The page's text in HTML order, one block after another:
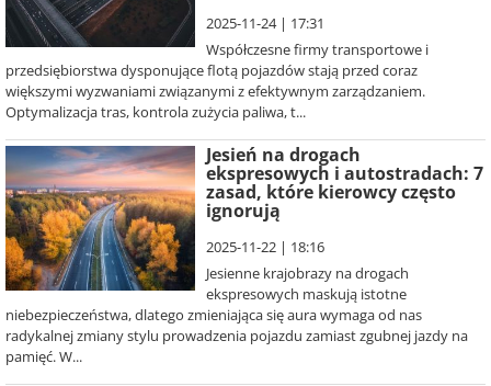
2025-11-24 | 17:31
Współczesne firmy transportowe i
przedsiębiorstwa dysponujące flotą pojazdów stają przed coraz
większymi wyzwaniami związanymi z efektywnym zarządzaniem.
Optymalizacja tras, kontrola zużycia paliwa, t...
Jesień na drogach
ekspresowych i autostradach: 7
zasad, które kierowcy często
ignorują
2025-11-22 | 18:16
Jesienne krajobrazy na drogach
ekspresowych maskują istotne
niebezpieczeństwa, dlatego zmieniająca się aura wymaga od nas
radykalnej zmiany stylu prowadzenia pojazdu zamiast zgubnej jazdy na
pamięć. W...